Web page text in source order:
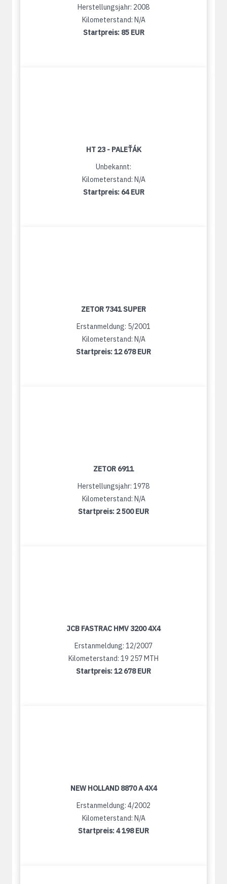
Herstellungsjahr: 2008
Kilometerstand: N/A
Startpreis: 85 EUR
HT 23 - PALEŤÁK
Unbekannt:
Kilometerstand: N/A
Startpreis: 64 EUR
ZETOR 7341 SUPER
Erstanmeldung: 5/2001
Kilometerstand: N/A
Startpreis:12 678 EUR
ZETOR 6911
Herstellungsjahr: 1978
Kilometerstand: N/A
Startpreis: 2 500 EUR
JCB FASTRAC HMV 3200 4X4
Erstanmeldung: 12/2007
Kilometerstand: 19 257 MTH
Startpreis:12 678 EUR
NEW HOLLAND 8870 A 4X4
Erstanmeldung: 4/2002
Kilometerstand: N/A
Startpreis:4 198 EUR